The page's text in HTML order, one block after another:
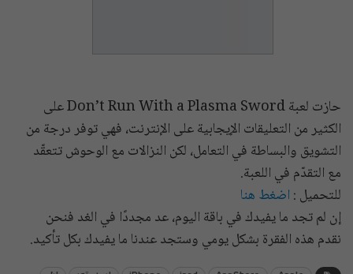
حازت لعبة Don’t Run With a Plasma Sword على
الكثير من التعليقات الإيجابية على الإنترنت، فهي توفر درجة من
التشويق والبساطة في التعامل، لكن النزالات مع الوحوش تتعقّد
مع التقدّم في اللعبة.
للتحميل : اضغط هنا
إن لم تجد ما يفيدك في باقة اليوم، عد مجددًا في الغد فنحن
نقدم هذه الفقرة بشكل يومي وستجد عندنا ما يفيدك بكل تأكيد.